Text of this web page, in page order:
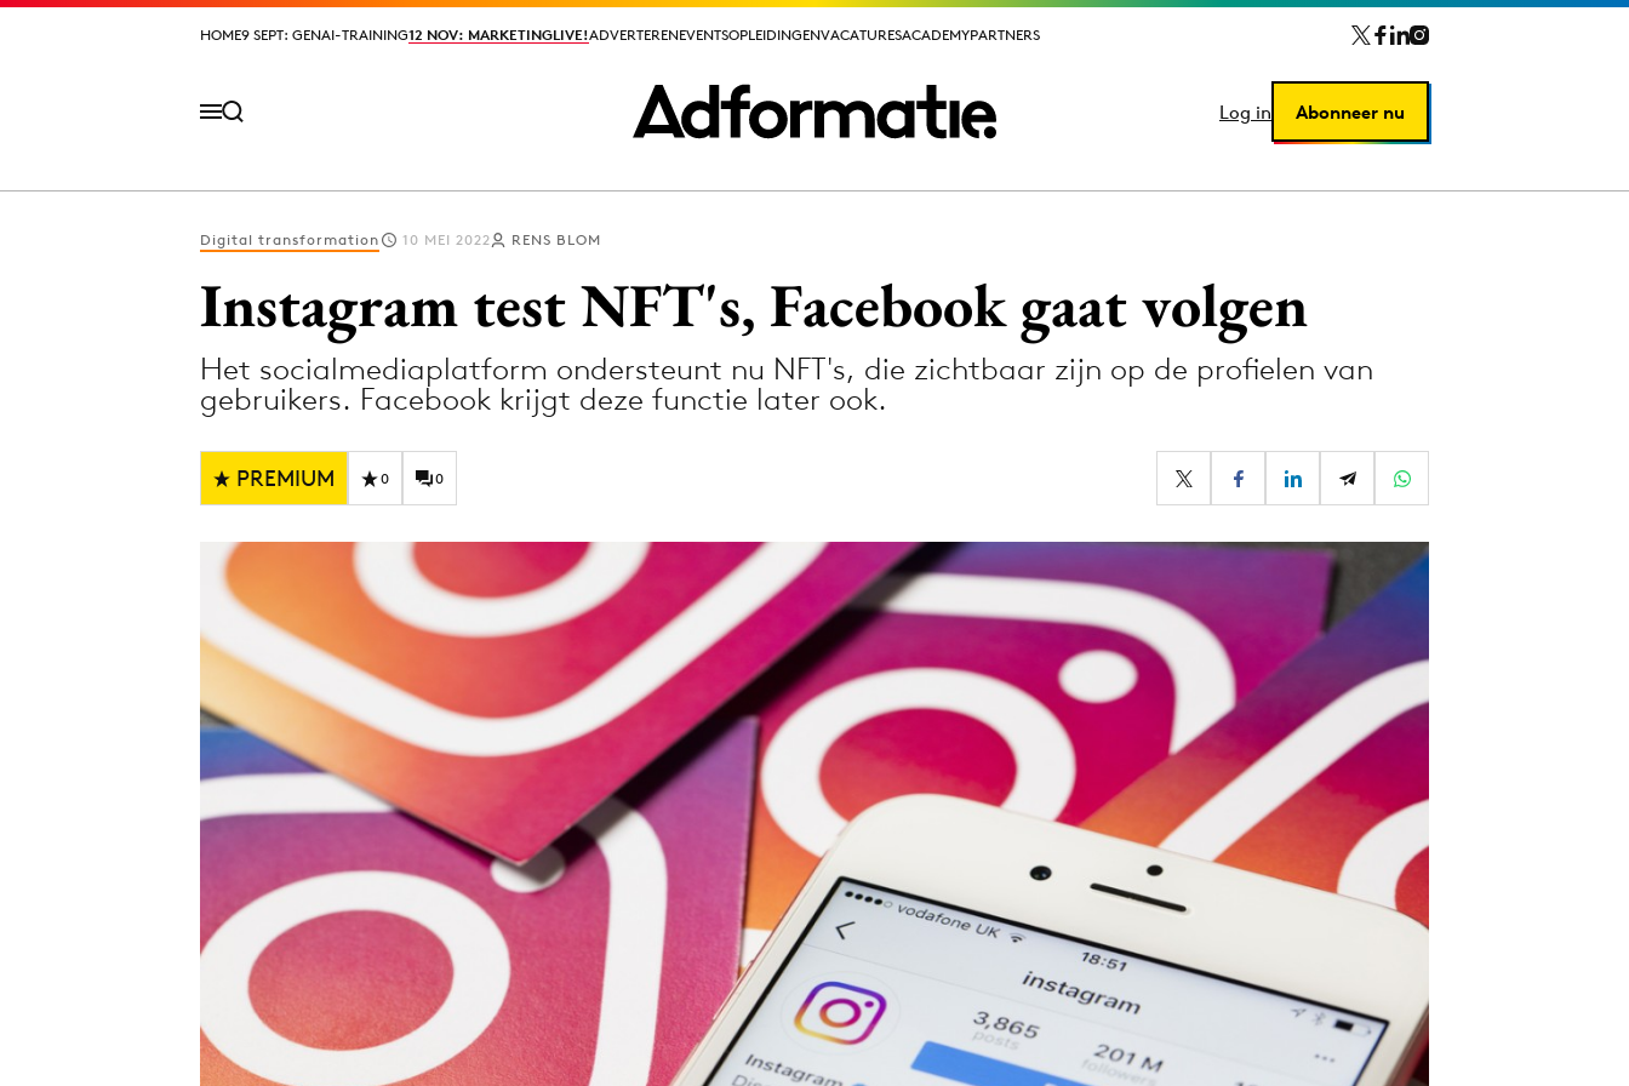
HOME9 SEPT: GENAI-TRAINING12 NOV: MARKETINGLIVE!ADVERTERENEVENTSOPLEIDINGENVACATURESACADEMYPARTNERS
Log in Abonneer nu
HOME9 SEPT: GENAI-TRAINING12 NOV: MARKETINGLIVE!ADVERTERENEVENTSOPLEIDINGENVACATURESACADEMYPARTNERS
Log in Abonneer nu
Digital transformation
Diversiteit
Effectiviteit
Gedragsverandering
Influencer marketing
Martech
Programmatic
Purpose Marketing
Reputatie & crisis
Digital transformation 10 MEI 2022 RENS BLOM
Instagram test NFT's, Facebook gaat volgen
Het socialmediaplatform ondersteunt nu NFT's, die zichtbaar zijn op de profielen van
gebruikers. Facebook krijgt deze functie later ook.
PREMIUM 0 0